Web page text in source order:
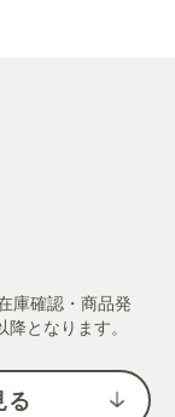
庫確認・商品発
となります。
る